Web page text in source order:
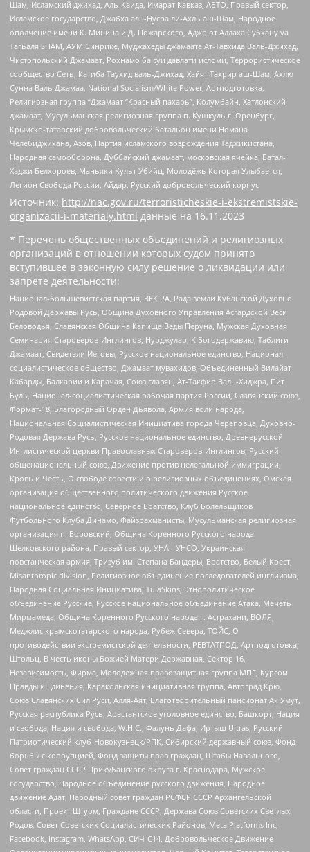
Шам, Исламский джихад, Аль-Каида, Имарат Кавказ, АБТО, Правый сектор,
Исламское государство, Джабха аль-Нусра ли-Ахль аш-Шам, Народное
ополчение имени К. Минина и Д. Пожарского, Аджр от Аллаха Субхану уа
Тагьаля SHAM, АУМ Синрике, Муджахеды джамаата Ат-Тавхида Валь-Джихад,
Чистопольский Джамаат, Рохнамо ба суи давлати исломи, Террористическое
сообщество Сеть, Катиба Таухид валь-Джихад, Хайят Тахрир аш-Шам, Ахлю
Сунна Валь Джамаа, National Socialism/White Power, Артподготовка,
Религиозная группа “Джамаат “Красный пахарь”, Колумбайн, Хатлонский
джамаат, Мусульманская религиозная группа п. Кушкуль г. Оренбург,
Крымско-татарский добровольческий батальон имени Номана
Челебиджихана, Азов, Партия исламского возрождения Таджикистана,
Народная самооборона, Дуббайский джамаат, московская ячейка, Батал-
Хаджи Белхороев, Маньяки Культ Убийц, Молодёжь Которая Улыбается,
Легион Свобода России, Айдар, Русский добровольческий корпус
Источник: http://nac.gov.ru/terroristicheskie-i-ekstremistskie-
organizacii-i-materialy.html данные на 16.11.2023
* Перечень общественных объединений и религиозных
организаций в отношении которых судом принято
вступившее в законную силу решение о ликвидации или
запрете деятельности:
Национал-большевистская партия, ВЕК РА, Рада земли Кубанской Духовно
Родовой Державы Русь, Община Духовного Управления Асгардской Веси
Беловодья, Славянская Община Капища Веды Перуна, Мужская Духовная
Семинария Староверов-Инглингов, Нурджулар, К Богодержавию, Таблиги
Джамаат, Свидетели Иеговы, Русское национальное единство, Национал-
социалистическое общество, Джамаат мувахидов, Объединенный Вилайат
Кабарды, Балкарии и Карачая, Союз славян, Ат-Такфир Валь-Хиджра, Пит
Буль, Национал-социалистическая рабочая партия России, Славянский союз,
Формат-18, Благородный Орден Дьявола, Армия воли народа,
Национальная Социалистическая Инициатива города Череповца, Духовно-
Родовая Держава Русь, Русское национальное единство, Древнерусской
Инглистической церкви Православных Староверов-Инглингов, Русский
общенациональный союз, Движение против нелегальной иммиграции,
Кровь и Честь, О свободе совести и о религиозных объединениях, Омская
организация общественного политического движения Русское
национальное единство, Северное Братство, Клуб Болельщиков
Футбольного Клуба Динамо, Файзрахманисты, Мусульманская религиозная
организация п. Боровский, Община Коренного Русского народа
Щелковского района, Правый сектор, УНА - УНСО, Украинская
повстанческая армия, Тризуб им. Степана Бандеры, Братство, Белый Крест,
Misanthropic division, Религиозное объединение последователей инглиизма,
Народная Социальная Инициатива, TulaSkins, Этнополитическое
объединение Русские, Русское национальное объединение Атака, Мечеть
Мирмамеда, Община Коренного Русского народа г. Астрахани, ВОЛЯ,
Меджлис крымскотатарского народа, Рубеж Севера, ТОЙС, О
противодействии экстремистской деятельности, РЕВТАТПОД, Артподготовка,
Штольц, В честь иконы Божией Матери Державная, Сектор 16,
Независимость, Фирма, Молодежная правозащитная группа МПГ, Курсом
Правды и Единения, Каракольская инициативная группа, Автоград Крю,
Союз Славянских Сил Руси, Алля-Аят, Благотворительный пансионат Ак Умут,
Русская республика Русь, Арестантское уголовное единство, Башкорт, Нация
и свобода, Нация и свобода, W.H.С., Фалунь Дафа, Иртыш Ultras, Русский
Патриотический клуб-Новокузнецк/РПК, Сибирский державный союз, Фонд
борьбы с коррупцией, Фонд защиты прав граждан, Штабы Навального,
Совет граждан СССР Прикубанского округа г. Краснодара, Мужское
государство, Народное объединение русского движения, Народное
движение Адат, Народный совет граждан РСФСР СССР Архангельской
области, Проект Штурм, Граждане СССР, Держава Союз Советских Светлых
Родов, Совет Советских Социалистических Районов, Meta Platforms Inc,
Facebook, Instagram, WhatsApp, СИЧ-С14, Добровольческое Движение